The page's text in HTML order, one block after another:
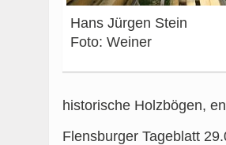
Hans Jürgen Stein
Foto: Weiner
historische Holzbögen,
Flensburger Tageblatt